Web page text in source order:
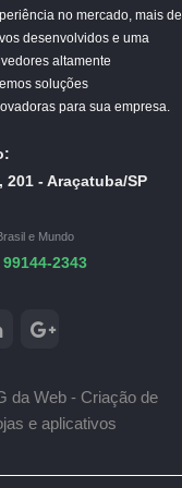
no mercado, mais de
desenvolvidos e uma
altamente
soluções
para sua empresa.
201 - Araçatuba/SP
e Mundo
2343
da Web - Criação de
e aplicativos